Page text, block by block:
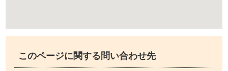
このページに関する問い合わせ先